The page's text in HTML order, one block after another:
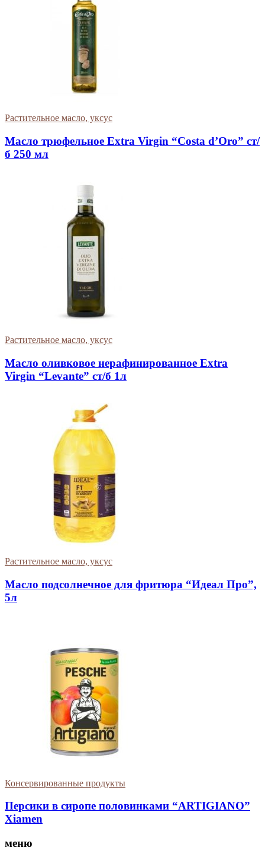
Растительное масло, уксус
Масло трюфельное Extra Virgin “Costa d’Oro” ст/
б 250 мл
Растительное масло, уксус
Масло оливковое нерафинированное Extra
Virgin “Levante” ст/б 1л
Растительное масло, уксус
Масло подсолнечное для фритюра “Идеал Про”,
5л
Консервированные продукты
Персики в сиропе половинками “ARTIGIANO”
Xiamen
меню